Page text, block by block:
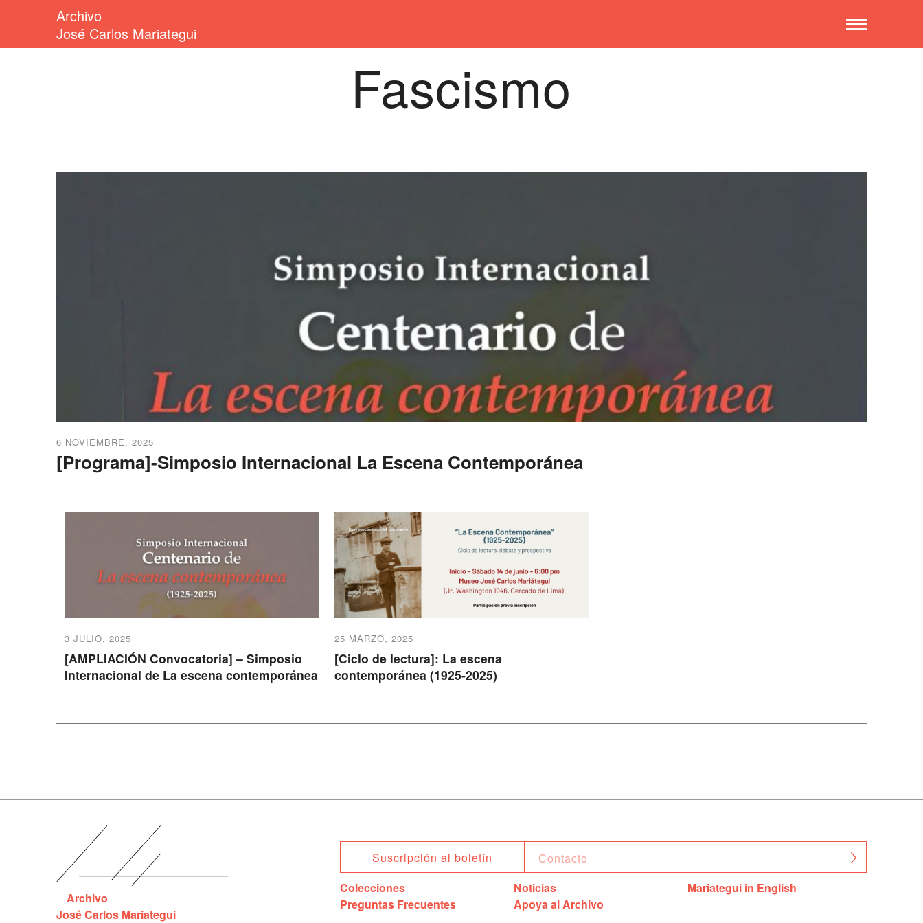
Archivo
José Carlos Mariategui
Fascismo
6 NOVIEMBRE, 2025
[Programa]-Simposio Internacional La Escena Contemporánea
3 JULIO, 2025
[AMPLIACIÓN Convocatoria] – Simposio
Internacional de La escena contemporánea
25 MARZO, 2025
[Ciclo de lectura]: La escena
contemporánea (1925-2025)
Archivo
José Carlos Mariategui
Suscripción al boletín
Colecciones
Preguntas Frecuentes
Noticias
Apoya al Archivo
Mariategui in English